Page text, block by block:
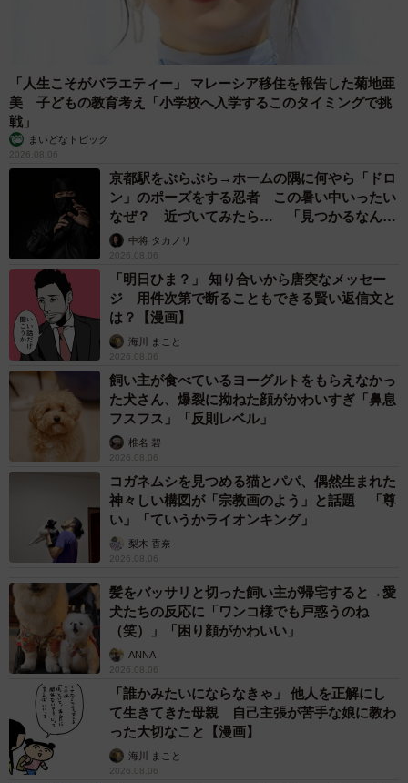
「人生こそがバラエティー」 マレーシア移住を報告した菊地亜
美 子どもの教育考え「小学校へ入学するこのタイミングで挑
戦」
まいどなトピック
2026.08.06
京都駅をぶらぶら→ホームの隅に何やら「ドロ
ン」のポーズをする忍者 この暑い中いったい
なぜ？ 近づいてみたら… 「見つかるなんて
未熟」中将 タカノリ
2026.08.06
「明日ひま？」 知り合いから唐突なメッセー
ジ 用件次第で断ることもできる賢い返信文と
は？【漫画】
海川 まこと
2026.08.06
飼い主が食べているヨーグルトをもらえなかっ
た犬さん、爆裂に拗ねた顔がかわいすぎ「鼻息
フスフス」「反則レベル」
椎名 碧
2026.08.06
コガネムシを見つめる猫とパパ、偶然生まれた
神々しい構図が「宗教画のよう」と話題 「尊
い」「ていうかライオンキング」
梨木 香奈
2026.08.06
髪をバッサリと切った飼い主が帰宅すると→愛
犬たちの反応に「ワンコ様でも戸惑うのね
（笑）」「困り顔がかわいい」
ANNA
2026.08.06
「誰かみたいにならなきゃ」 他人を正解にし
て生きてきた母親 自己主張が苦手な娘に教わ
った大切なこと【漫画】
海川 まこと
2026.08.06